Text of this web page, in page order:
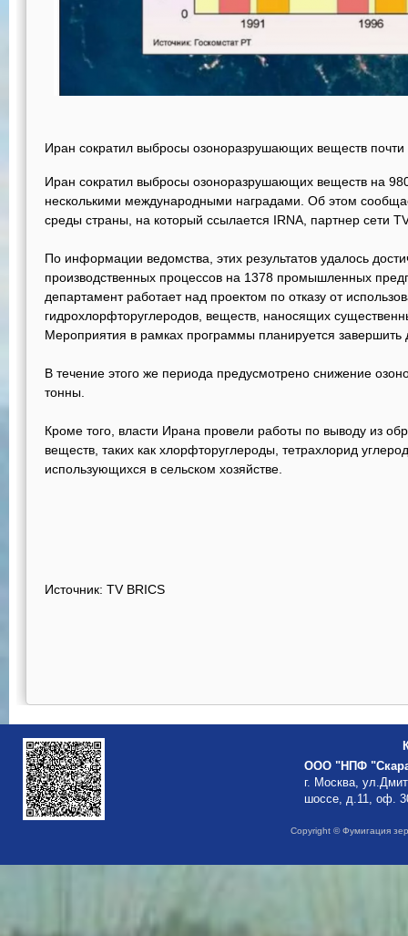
Иран сократил выбросы озоноразрушающих веществ почти
Иран сократил выбросы озоноразрушающих веществ на
несколькими международными наградами. Об этом
среды страны, на который ссылается IRNA, партнер сети
По информации ведомства, этих результатов удалось
производственных процессов на 1378 промышленных
департамент работает над проектом по отказу от
гидрохлорфторуглеродов, веществ, наносящих
Мероприятия в рамках программы планируется завершить
В течение этого же периода предусмотрено снижение
тонны.
Кроме того, власти Ирана провели работы по выводу из
веществ, таких как хлорфторуглероды, тетрахлорид
использующихся в сельском хозяйстве.
Источник: TV BRICS
ООО "НПФ
г. Москва,
шоссе, д.11, оф.
Copyright © Фумигация